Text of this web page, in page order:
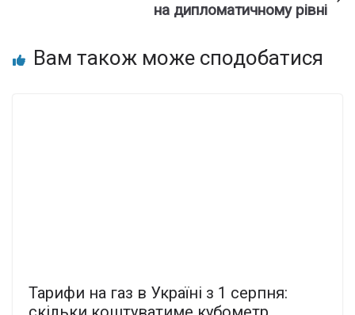
на дипломатичному рівні
Вам також може сподобатися
Тарифи на газ в Україні з 1 серпня: